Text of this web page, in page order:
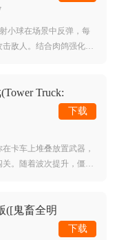
小球在场景中反弹，每
敌人。结合肉鸽强化选
Truck:
卡车上堆叠放置武器，
。随着波次提升，僵尸
下载
([鬼畜全明
下载